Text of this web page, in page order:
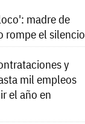
madre de
rompe el silencio
y
mil empleos
el año en